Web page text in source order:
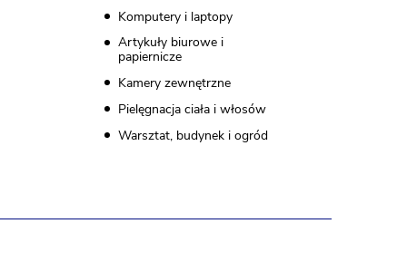
Komputery i laptopy
Artykuły biurowe i
papiernicze
Kamery zewnętrzne
Pielęgnacja ciała i włosów
Warsztat, budynek i ogród